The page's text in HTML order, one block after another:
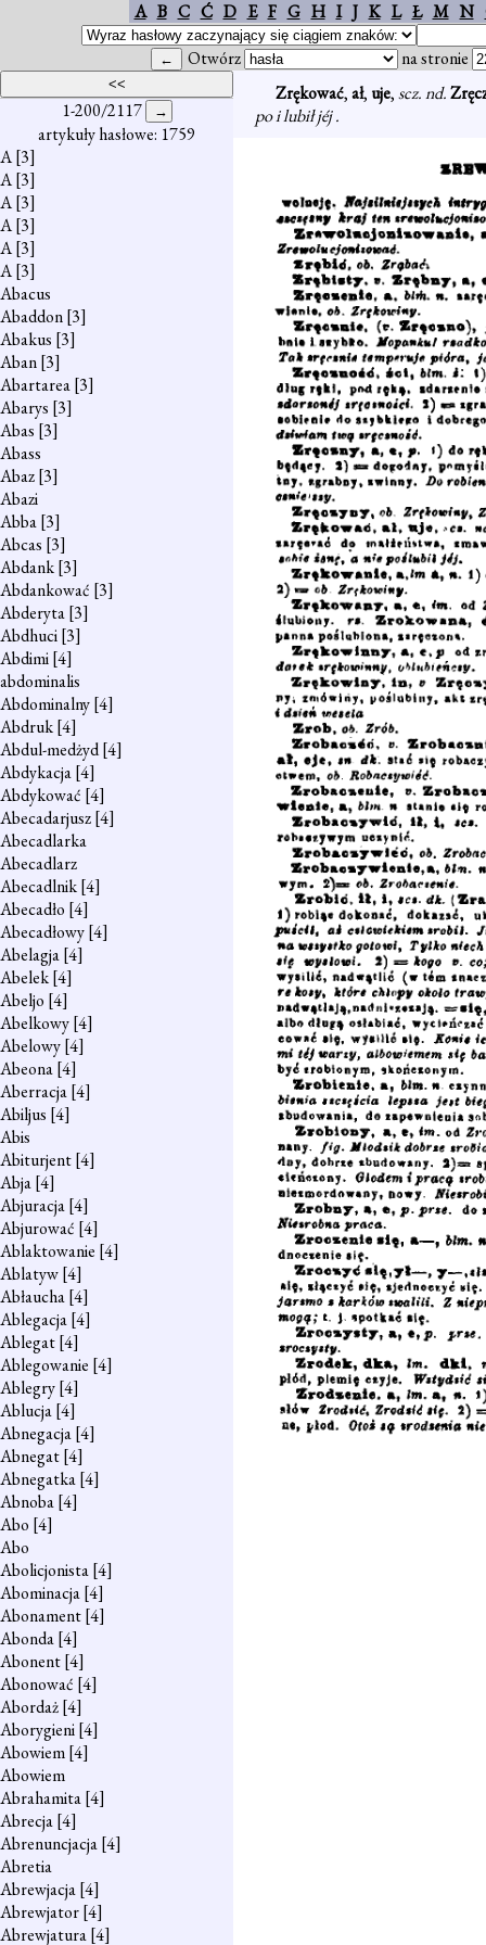
A B C Ć D E F G H I J K L Ł M N
Otwórz na stronie
1-200/2117
artykuły hasłowe: 1759
A[3]
A[3]
A[3]
A[3]
A[3]
A[3]
Abacus
Abaddon[3]
Abakus [3]
Aban[3]
Abartarea[3]
Abarys [3]
Abas [3]
Abass
Abaz[3]
Abazi
Abba[3]
Abcas [3]
Abdank[3]
Abdankować [3]
Abderyta[3]
Abdhuci[3]
Abdimi[4]
abdominalis
Abdominalny[4]
Abdruk[4]
Abdul-medżyd[4]
Abdykacja[4]
Abdykować [4]
Abecadarjusz[4]
Abecadlarka
Abecadlarz
Abecadlnik[4]
Abecadło [4]
Abecadłowy[4]
Abelagja[4]
Abelek[4]
Abeljo [4]
Abelkowy[4]
Abelowy[4]
Abeona[4]
Aberracja[4]
Abiljus [4]
Abis
Abiturjent[4]
Abja[4]
Abjuracja[4]
Abjurować [4]
Ablaktowanie [4]
Ablatyw[4]
Abłaucha[4]
Ablegacja[4]
Ablegat[4]
Ablegowanie [4]
Ablegry[4]
Ablucja[4]
Abnegacja[4]
Abnegat[4]
Abnegatka[4]
Abnoba[4]
Abo [4]
Abo
Abolicjonista[4]
Abominacja[4]
Abonament[4]
Abonda[4]
Abonent[4]
Abonować [4]
Abordaż[4]
Aborygieni[4]
Abowiem[4]
Abowiem
Abrahamita[4]
Abrecja[4]
Abrenuncjacja[4]
Abretia
Abrewjacja[4]
Abrewjator[4]
Abrewjatura[4]
Zrękować,ał, uje,scz. nd.
po i lubił jéj .